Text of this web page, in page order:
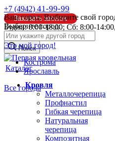
Ваш город: Выбирите свой
Выберите город:
Это мой город!
Кострома
Ярославль
Все города
+7 (4942) 41-99-99
Заказать звонок
Будни: 8:00-18:00; Сб: 8:00-
info@pk44.ru
Поиск
Каталог
Кровля
Металлочерепица
Профнастил
Гибкая черепица
Натуральная
черепица
Композитная